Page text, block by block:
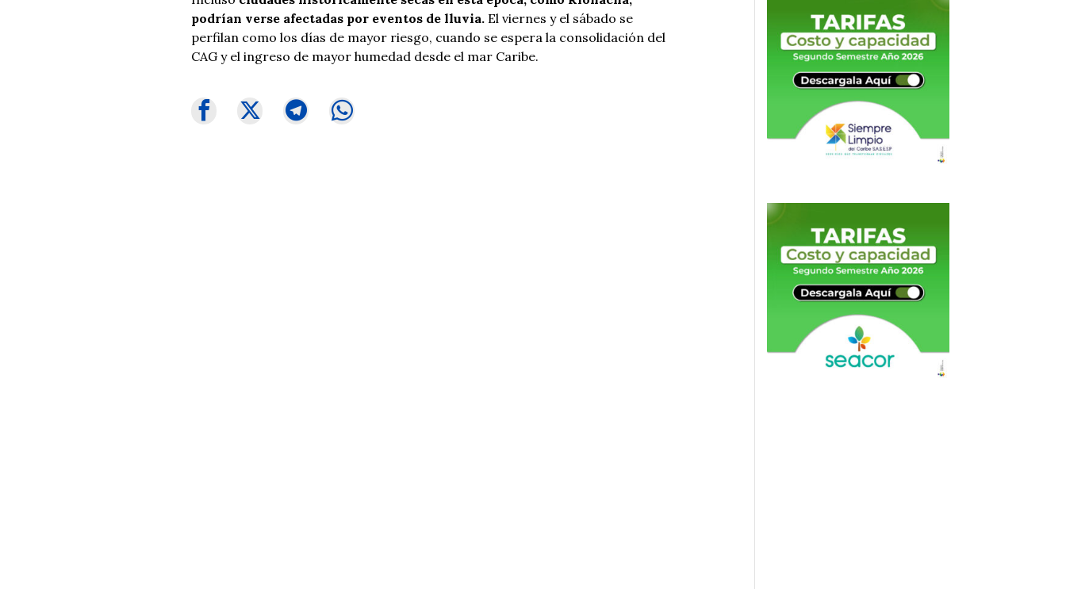
podrían verse afectadas por eventos de lluvia. El viernes y el sábado se
perfilan como los días de mayor riesgo, cuando se espera la consolidación del
CAG y el ingreso de mayor humedad desde el mar Caribe.